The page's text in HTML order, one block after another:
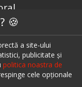
🍪
a site-ului
publicitate și
politica noastra de
cele opționale